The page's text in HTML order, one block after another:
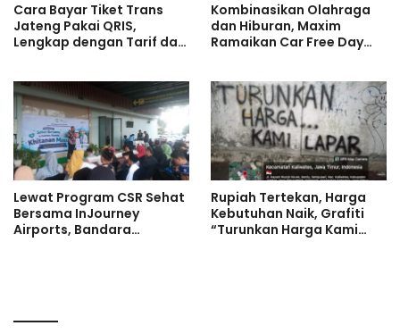
Cara Bayar Tiket Trans
Jateng Pakai QRIS,
Lengkap dengan Tarif dan
Kombinasikan Olahraga
dan Hiburan, Maxim
Ramaikan Car Free Day
Lewat Program CSR Sehat
Bersama InJourney
Airports, Bandara
Rupiah Tertekan, Harga
Kebutuhan Naik, Grafiti
“Turunkan Harga Kami